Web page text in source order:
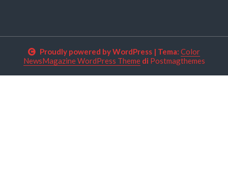
Proudly powered by WordPress | Tema: Color
NewsMagazine WordPress Themedi Postmagthemes